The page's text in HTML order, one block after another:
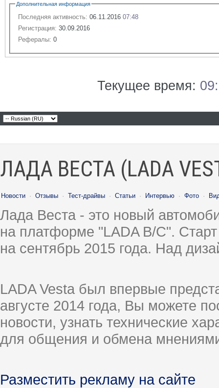
Дополнительная информация
Последняя активность: 06.11.2016 07:48
Регистрация: 30.09.2016
Рефералы: 0
Текущее время:
ЛАДА ВЕСТА (LADA
Новости · Отзывы · Тест-драйвы · Статьи · Интервью · Фото ·
Лада Веста - это новый
на платформе "LADA B/C".
на сентябрь 2015 года. Над
LADA Vesta был впервые
августе 2014 года, Вы можете
новости, узнать технические
для общения и обмена
Разместить рекламу на сайте